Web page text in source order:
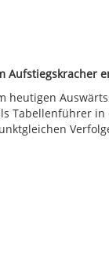
Aufstiegskracher
heutigen
Tabellenführer